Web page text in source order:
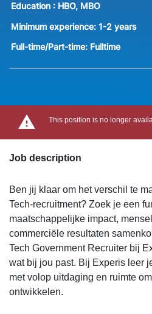
Education : HBO, MBO
Minimum experience: 1-2 years
Full-time/Part-time: Fulltime
This position is no longer
Job description
Ben jij klaar om het verschil te
Tech-recruitment? Zoek je een
maatschappelijke impact,
commerciële resultaten
Tech Government Recruiter bij
wat bij jou past. Bij Experis leer
met volop uitdaging en ruimte
ontwikkelen.